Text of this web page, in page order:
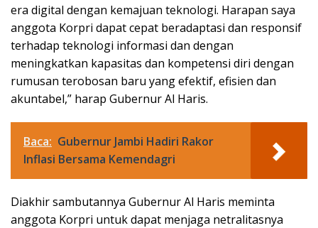
era digital dengan kemajuan teknologi. Harapan saya
anggota Korpri dapat cepat beradaptasi dan responsif
terhadap teknologi informasi dan dengan
meningkatkan kapasitas dan kompetensi diri dengan
rumusan terobosan baru yang efektif, efisien dan
akuntabel,” harap Gubernur Al Haris.
Baca: Gubernur Jambi Hadiri Rakor
Inflasi Bersama Kemendagri
Diakhir sambutannya Gubernur Al Haris meminta
anggota Korpri untuk dapat menjaga netralitasnya